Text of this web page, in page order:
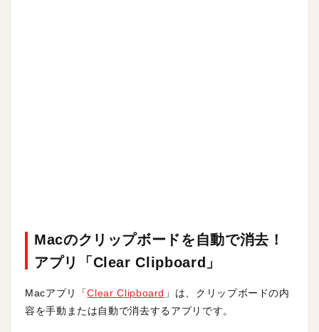
Macのクリップボードを自動で消去！
アプリ「Clear Clipboard」
Macアプリ「Clear Clipboard 」は、クリップボードの内
容を手動または自動で消去するアプリです。